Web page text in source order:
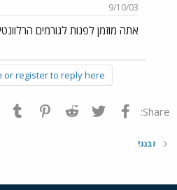
9/10/03
אתה מוזמן לפנות לגורמים
or register to reply here.
Share: פייסבוק Twitter
Reddit
זבנג!